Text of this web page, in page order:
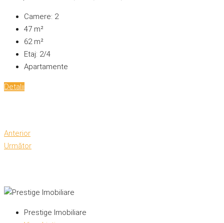
Camere: 2
47 m²
62m²
Etaj: 2/4
Apartamente
Detalii
Anterior
Următor
Prestige Imobiliare